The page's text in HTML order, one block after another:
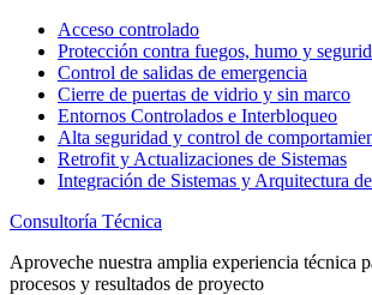
Acceso controlado
Protección contra fuegos, humo y
Control de salidas de emergencia
Cierre de puertas de vidrio y sin marco
Entornos Controlados e Interbloqueo
Alta seguridad y control de
Retrofit y Actualizaciones de Sistemas
Integración de Sistemas y Arquitectura
Consultoría Técnica
Aproveche nuestra amplia experiencia técnica
procesos y resultados de proyecto